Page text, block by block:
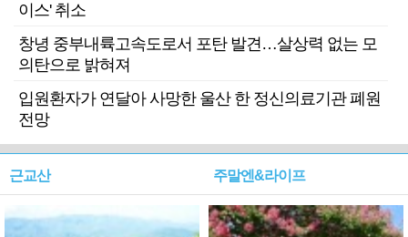
이스' 취소
창녕 중부내륙고속도로서 포탄 발견…살상력 없는 모
의탄으로 밝혀져
입원환자가 연달아 사망한 울산 한 정신의료기관 폐원
전망
근교산 주말엔&라이프